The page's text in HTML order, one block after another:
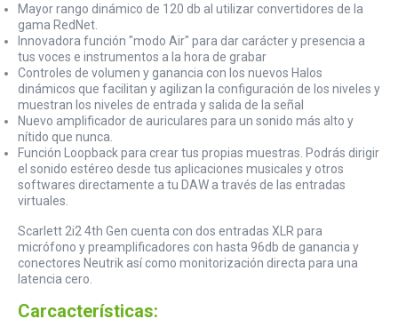
Mayor rango dinámico de 120 db al utilizar convertidores de la
gama RedNet.
Innovadora función "modo Air" para dar carácter y presencia a
tus voces e instrumentos a la hora de grabar
Controles de volumen y ganancia con los nuevos Halos
dinámicos que facilitan y agilizan la configuración de los niveles y
muestran los niveles de entrada y salida de la señal
Nuevo amplificador de auriculares para un sonido más alto y
nítido que nunca.
Función Loopback para crear tus propias muestras. Podrás dirigir
el sonido estéreo desde tus aplicaciones musicales y otros
softwares directamente a tu DAW a través de las entradas
virtuales.
Scarlett 2i2 4th Gen cuenta con dos entradas XLR para
micrófono y preamplificadores con hasta 96db de ganancia y
conectores Neutrik así como monitorización directa para una
latencia cero.
Carcacterísticas: